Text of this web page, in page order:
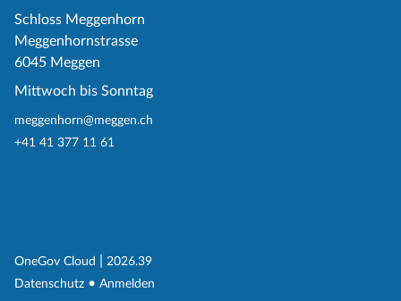
Schloss Meggenhorn
Meggenhornstrasse
6045 Meggen
Mittwoch bis Sonntag
meggenhorn@meggen.ch
+41 41 377 11 61
OneGov Cloud (External Link)
2026.39
Datenschutz (External Link)
Anmelden